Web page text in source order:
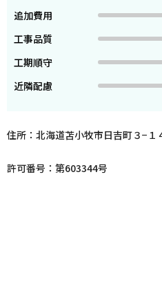
追加費用
工事品質
工期順守
近隣配慮
住所：北海道苫小牧市日吉町３−１
許可番号：第603344号